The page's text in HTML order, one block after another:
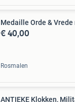
Medaille Orde & Vrede
€ 40,00
Rosmalen
ANTIEKE Klokken,